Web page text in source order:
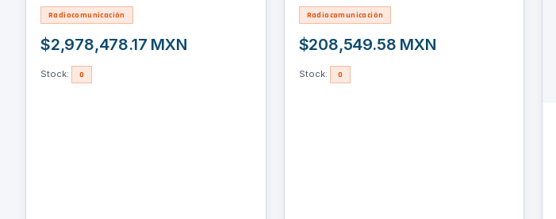
Radiocomunicación
$2,978,478.17 MXN
Stock: 0
Radiocomunicación
$208,549.58 MXN
Stock: 0